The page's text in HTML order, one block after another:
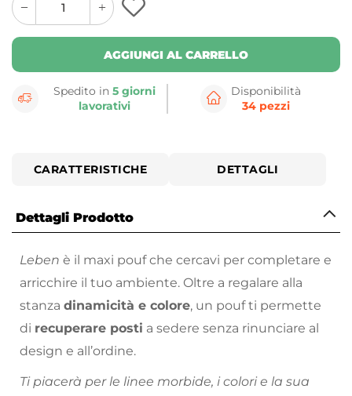
quantity
button
quantity
minus
button
AGGIUNGI AL CARRELLO
Spedito in5 giorni
lavorativi
Disponibilità
34 pezzi
CARATTERISTICHE DETTAGLI
Dettagli Prodotto
Leben è il maxi pouf che cercavi per completare e
arricchire il tuo ambiente. Oltre a regalare alla
stanza dinamicità e colore, un pouf ti permette
di recuperare posti a sedere senza rinunciare al
design e all’ordine.
Ti piacerà per le linee morbide, i colori e la sua